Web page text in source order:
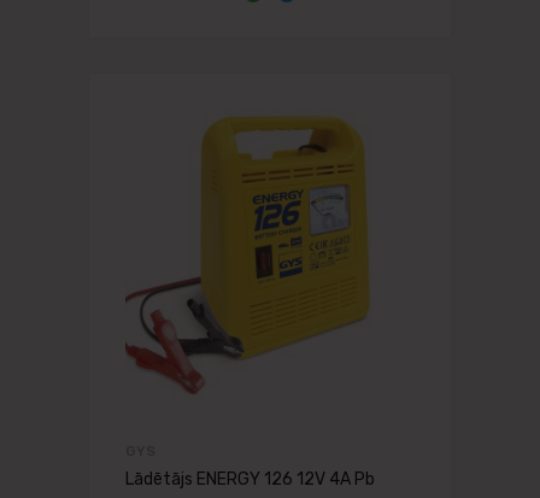
Lādētājs ENERGY 126 12V 4A Pb